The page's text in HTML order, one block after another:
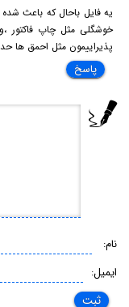
خوشگلی مثل چاپ فاکتور
پذیراییمون مثل احمق ها
پاسخ
نام:
ایمیل: